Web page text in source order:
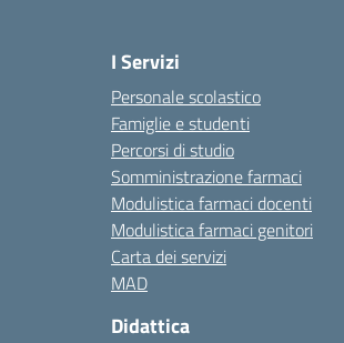
I Servizi
Personale scolastico
Famiglie e studenti
Percorsi di studio
Somministrazione farmaci
Modulistica farmaci docenti
Modulistica farmaci genitori
Carta dei servizi
MAD
Didattica